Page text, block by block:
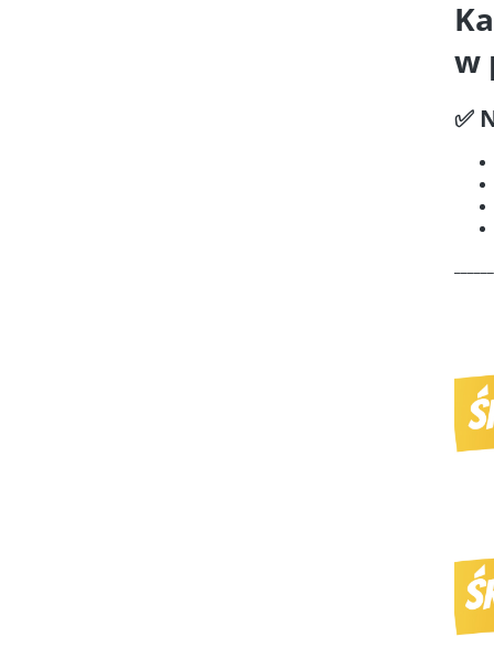
w
✅